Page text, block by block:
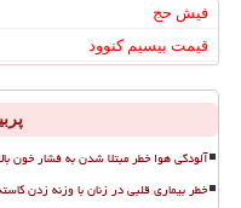
فیش حج
قیمت بیسیم کنوود
آلودگی هوا خطر مبتلا شدن به فشار خون
خطر بیماری قلبی در زنان با وزنه زدن